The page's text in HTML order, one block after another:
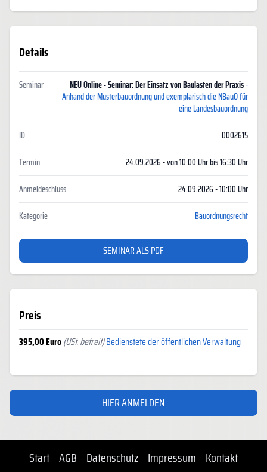
Details
Seminar NEU Online - Seminar: Der Einsatz von Baulasten der Praxis-
Anhand der Musterbauordnung und exemplarisch die NBauO für
eine Landesbauordnung
ID 0002615
Termin 24.09.2026 - von 10:00 Uhr bis 16:30 Uhr
Anmeldeschluss 24.09.2026 - 10:00 Uhr
Kategorie Bauordnungsrecht
SEMINAR ALS PDF
Preis
395,00 Euro(USt. befreit)Bedienstete der öffentlichen Verwaltung
HIER ANMELDEN
Start AGB Datenschutz Impressum Kontakt